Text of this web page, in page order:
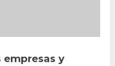
empresas y